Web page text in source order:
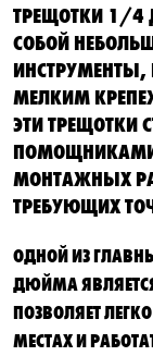
ТРЕЩОТКИ 1/4
СОБОЙ
МЕЛКИМ
ЭТИ ТРЕЩОТКИ
МОНТАЖНЫХ
ТРЕБУЮЩИХ
ОДНОЙ ИЗ
ДЮЙМА
ПОЗВОЛЯЕТ
МЕСТАХ И